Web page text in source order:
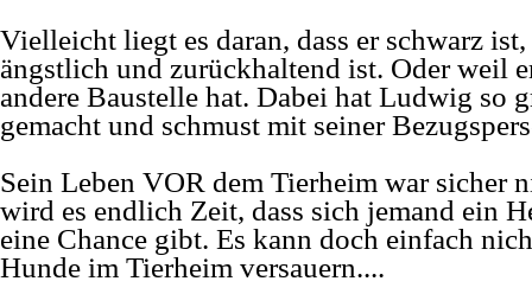
Vielleicht liegt es daran, dass er schwarz
ängstlich und zurückhaltend ist. Oder weil
andere Baustelle hat. Dabei hat Ludwig so
gemacht und schmust mit seiner
Sein Leben VOR dem Tierheim war sicher
wird es endlich Zeit, dass sich jemand ein
eine Chance gibt. Es kann doch einfach
Hunde im Tierheim versauern....